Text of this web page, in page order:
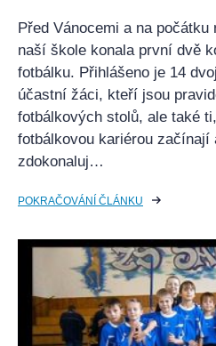
Před Vánocemi a na počátku
naší škole konala první dvě
fotbálku. Přihlášeno je 14
účastní žáci, kteří jsou
fotbálkových stolů, ale také
fotbálkovou kariérou začínají
zdokonaluj…
POKRAČOVÁNÍ ČLÁNKU